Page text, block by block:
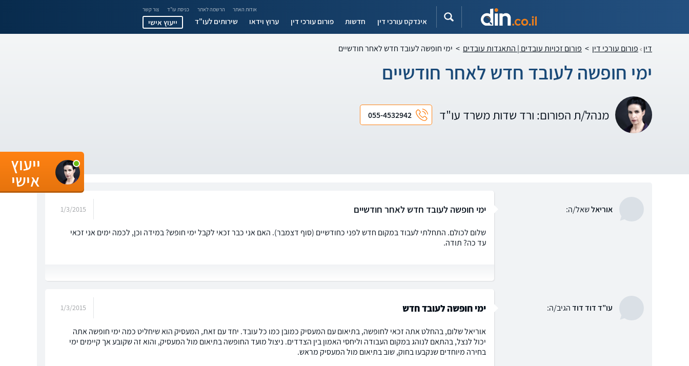
אודות האתר הרשמה לאתר כניסת עו"ד צור קשר
אינדקס עורכי דין חדשות פורום עורכי דין ערוץ וידאו שירותים לעו"ד ייעוץ אישי
דין פורום עורכי דין > פורום זכויות עובדים | התאגדות עובדים > ימי חופשה לעובד חדש לאחר חודשיים
ימי חופשה לעובד חדש לאחר חודשיים
מנהל/ת הפורום: ורד שדות משרד עו"ד 055-4532942
אוריאלשאל/ה: ימי חופשה לעובד חדש לאחר חודשיים 1/3/2015
שלום לכולם. התחלתי לעבוד במקום חדש לפני כחודשיים (סוף דצמבר). האם אני כבר זכאי לקבל ימי חופש? במידה וכן, לכמה ימים אני זכאי
עד כה? תודה.
עו"ד דוד דודהגיב/ה: ימי חופשה לעובד חדש 1/3/2015
אוריאל שלום, בהחלט אתה זכאי לחופשה, בתיאום עם המעסיק כמובן כמו כל עובד. יחד עם זאת, המעסיק הוא שיחליט כמה ימי חופשה אתה
יכול לנצל, בהתאם לנוהג במקום העבודה וליחסי האמון בין הצדדים. ניצול מועד החופשה בתיאום מול המעסיק, והוא זה שקובע אך קיימים ימי
בחירה מיוחדים שנקבעו בחוק, שוב בתיאום מול המעסיק מראש.
ייעוץ
אישי